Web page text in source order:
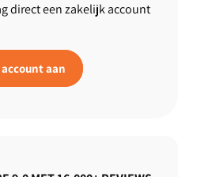
direct een zakelijk account
aan